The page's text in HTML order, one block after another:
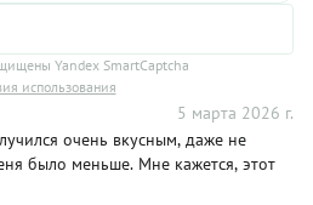
Yandex SmartCaptcha
использования
5 марта 2026 г.
очень вкусным, даже не
было меньше. Мне кажется, этот